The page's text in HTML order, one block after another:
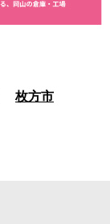
枚方市